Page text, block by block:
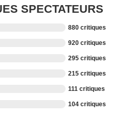
SPECTATEURS
880 critiques
920 critiques
295 critiques
215 critiques
111 critiques
104 critiques